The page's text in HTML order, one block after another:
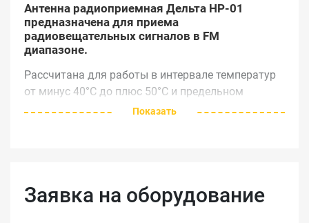
Антенна радиоприемная Дельта НР-01
предназначена для приема
радиовещательных сигналов в FM
диапазоне.
Рассчитана для работы в интервале температур
от минус 40°С до плюс 50°С и предельном
значении относительной влажности воздуха
Показать
Заявка на оборудование